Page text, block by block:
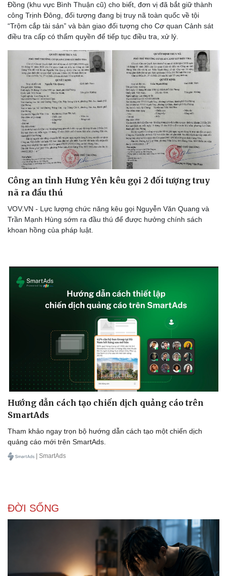
Doanh nghiệp
Đồng (khu vực Bình Thuận cũ) cho biết, đơn vị đã bắt giữ thành
công Trịnh Đông, đối tượng đang bị truy nã toàn quốc về tội
“Trộm cắp tài sản” và bàn giao đối tượng cho Cơ quan Cảnh sát
điều tra cấp có thẩm quyền để tiếp tục điều tra, xử lý.
Công an tỉnh Hưng Yên kêu gọi 2 đối tượng truy
nã ra đầu thú
VOV.VN - Lực lượng chức năng kêu gọi Nguyễn Văn Quang và
Trần Mạnh Hùng sớm ra đầu thú để được hưởng chính sách
khoan hồng của pháp luật.
Hướng dẫn cách tạo chiến dịch quảng cáo trên
SmartAds
Tham khảo ngay trọn bộ hướng dẫn cách tạo một chiến dịch
quảng cáo mới trên SmartAds.
| SmartAds
ĐỜI SỐNG